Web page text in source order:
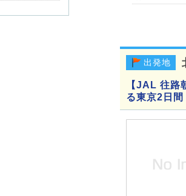
出発地
【JAL 往路
る東京2日間